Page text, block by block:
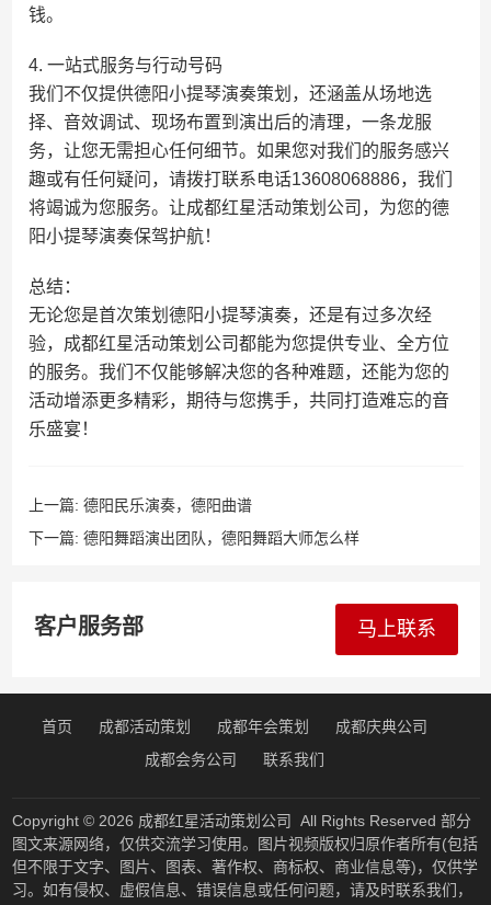
钱。
4. 一站式服务与行动号码
我们不仅提供德阳小提琴演奏策划，还涵盖从场地选
择、音效调试、现场布置到演出后的清理，一条龙服
务，让您无需担心任何细节。如果您对我们的服务感兴
趣或有任何疑问，请拨打联系电话13608068886，我们
将竭诚为您服务。让成都红星活动策划公司，为您的德
阳小提琴演奏保驾护航！
总结：
无论您是首次策划德阳小提琴演奏，还是有过多次经
验，成都红星活动策划公司都能为您提供专业、全方位
的服务。我们不仅能够解决您的各种难题，还能为您的
活动增添更多精彩，期待与您携手，共同打造难忘的音
乐盛宴！
上一篇: 德阳民乐演奏，德阳曲谱
下一篇: 德阳舞蹈演出团队，德阳舞蹈大师怎么样
客户服务部 马上联系
首页 成都活动策划 成都年会策划
成都庆典公司
成都会务公司
联系我们
Copyright © 2026 成都红星活动策划公司 All Rights Reserved 部分
图文来源网络，仅供交流学习使用。图片视频版权归原作者所有(包括
但不限于文字、图片、图表、著作权、商标权、商业信息等)，仅供学
习。如有侵权、虚假信息、错误信息或任何问题，请及时联系我们，